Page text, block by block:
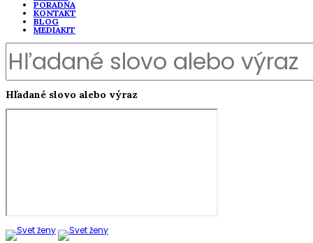
PORADŇA
KONTAKT
BLOG
MEDIAKIT
Hľadané slovo alebo výraz